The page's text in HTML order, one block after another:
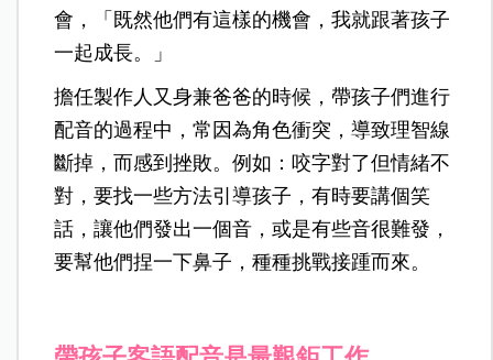
會，「既然他們有這樣的機會，我就跟著孩子
一起成長。」
擔任製作人又身兼爸爸的時候，帶孩子們進行
配音的過程中，常因為角色衝突，導致理智線
斷掉，而感到挫敗。例如：咬字對了但情緒不
對，要找一些方法引導孩子，有時要講個笑
話，讓他們發出一個音，或是有些音很難發，
要幫他們捏一下鼻子，種種挑戰接踵而來。